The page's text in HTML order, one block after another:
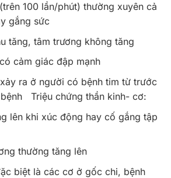
100 lần/phút) thường xuyên cả
gắng sức
tăng, tâm trương không tăng
cảm giác đập mạnh
ra ở người có bệnh tim từ trước
Triệu chứng thần kinh- cơ:
lên khi xúc động hay cố gắng tập
thường tăng lên
biệt là các cơ ở gốc chi, bệnh